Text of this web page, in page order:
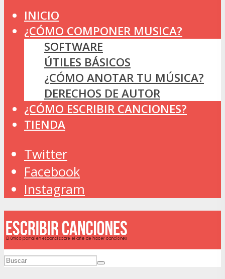
INICIO
¿CÓMO COMPONER MUSICA?
SOFTWARE
ÚTILES BÁSICOS
¿CÓMO ANOTAR TU MÚSICA?
DERECHOS DE AUTOR
¿CÓMO ESCRIBIR CANCIONES?
TIENDA
Twitter
Facebook
Instagram